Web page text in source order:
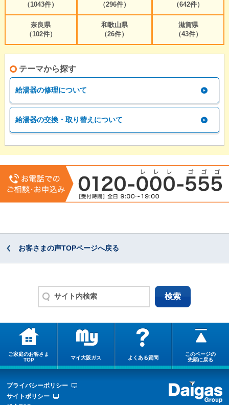
（1043件）
（296件）
（642件）
奈良県
（102件）
和歌山県
（26件）
滋賀県
（43件）
テーマから探す
給湯器の修理について
給湯器の交換・取り替えについて
お客さまの声TOPページへ戻る
ご家庭のお客さま
TOP
マイ大阪ガス よくある質問
このページの
先頭に戻る
プライバシーポリシー
サイトポリシー